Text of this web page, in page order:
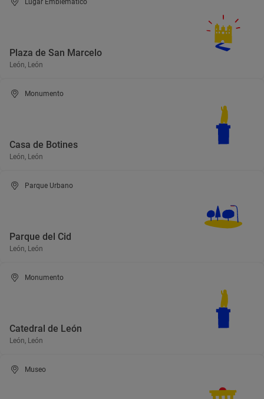
Lugar Emblemático
Plaza de San Marcelo
León, León
Monumento
Casa de Botines
León, León
Parque Urbano
Parque del Cid
León, León
Monumento
Catedral de León
León, León
Museo